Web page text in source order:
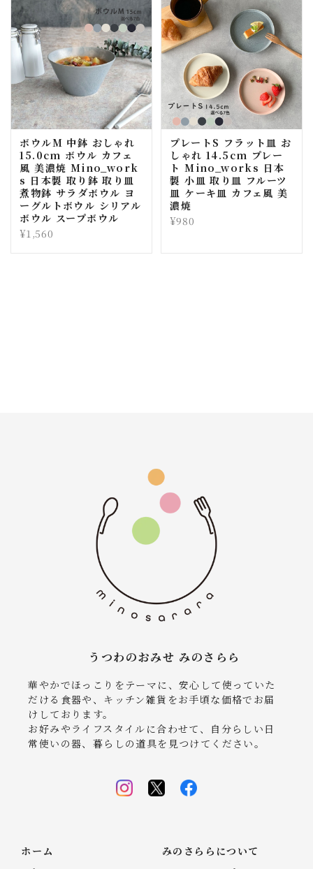
ボウルM 中鉢 おしゃれ
15.0cm ボウル カフェ
風 美濃焼 Mino_work
s 日本製 取り鉢 取り皿
煮物鉢 サラダボウル ヨ
ーグルトボウル シリアル
ボウル スープボウル
¥1,560
プレートS フラット皿 お
しゃれ 14.5cm プレー
ト Mino_works 日本
製 小皿 取り皿 フルーツ
皿 ケーキ皿 カフェ風 美
濃焼
¥980
うつわのおみせ みのさらら
華やかでほっこりをテーマに、安心して使っていた
だける食器や、キッチン雑貨をお手頃な価格でお届
けしております。
お好みやライフスタイルに合わせて、自分らしい日
常使いの器、暮らしの道具を見つけてください。
ホーム
みのさららについて